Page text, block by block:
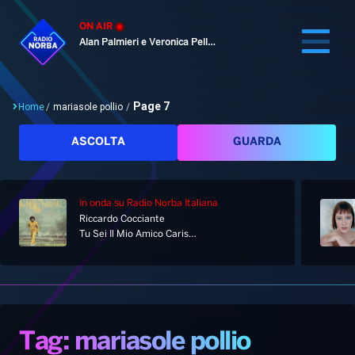
ON AIR
Alan Palmieri e Veronica Pellegrino
Home
Palinsesto
Notizie
Home/ mariasole pollio / Page 7
ASCOLTA GUARDA
In onda su Radio Norba Italiana
Riccardo Cocciante
Tu Sei Il Mio Amico Carissimo
Tag: mariasole pollio